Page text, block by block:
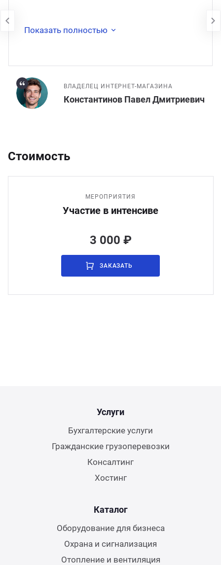
Показать полностью
ВЛАДЕЛЕЦ ИНТЕРНЕТ-МАГАЗИНА
Константинов Павел Дмитриевич
Стоимость
МЕРОПРИЯТИЯ
Участие в интенсиве
3 000 ₽
ЗАКАЗАТЬ
Услуги
Бухгалтерские услуги
Гражданские грузоперевозки
Консалтинг
Хостинг
Каталог
Оборудование для бизнеса
Охрана и сигнализация
Отопление и вентиляция